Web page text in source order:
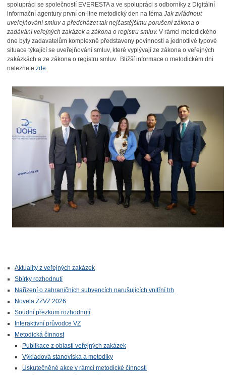
spolupráci se společností EVERESTA a ve spolupráci s odborníky z Digitální
informační agentury první on-line metodický den na téma Jak zvládnout
uveřejňování smluv a předcházet tak nejčastějšímu porušení zákona o
zadávání veřejných zakázek a zákona o registru smluv. V rámci metodického
dne byly zadavatelům komplexně představeny povinnosti a jednotlivé typové
situace týkající se uveřejňování smluv, které vyplývají ze zákona o veřejných
zakázkách a ze zákona o registru smluv. Bližší informace o metodickém dni
naleznete zde.
Aktuality z veřejných zakázek
Sbírky rozhodnutí
Nařízení o zahraničních subvencích narušujících vnitřní trh
Novela ZZVZ 2026
Soudní přezkum rozhodnutí
Interaktivní průvodce VZ
Metodická činnost
Publikace z oblasti veřejných zakázek
Výkladová stanoviska a metodiky
Uskutečněné akce v rámci metodické činnosti